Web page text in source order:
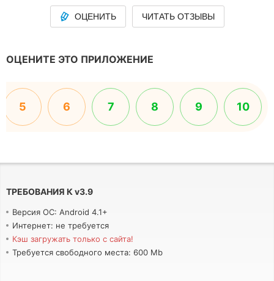
ОЦЕНИТЬ ЧИТАТЬ ОТЗЫВЫ
ОЦЕНИТЕ ЭТО ПРИЛОЖЕНИЕ
5 6 7 8 9 10
ТРЕБОВАНИЯ К v3.9
Версия ОС: Android 4.1+
Интернет: не требуется
Кэш загружать только с сайта!
Требуется свободного места: 600 Mb